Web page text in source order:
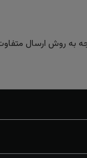
متفاوت بوده و برای روش‌های